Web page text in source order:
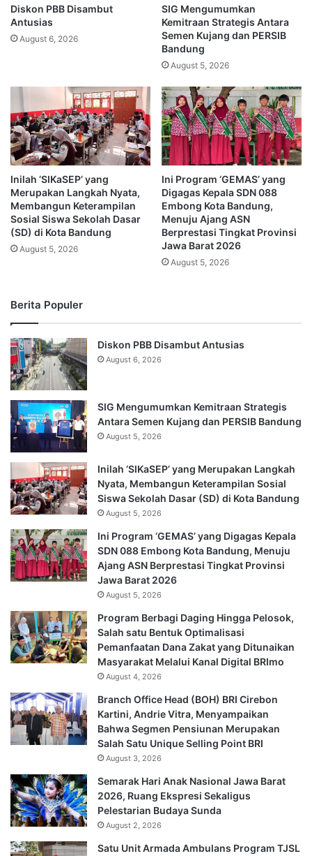
Diskon PBB Disambut
Antusias
August 6, 2026
SIG Mengumumkan
Kemitraan Strategis Antara
Semen Kujang dan PERSIB
Bandung
August 5, 2026
Inilah ‘SIKaSEP’ yang
Merupakan Langkah Nyata,
Membangun Keterampilan
Sosial Siswa Sekolah Dasar
(SD) di Kota Bandung
August 5, 2026
Ini Program ‘GEMAS’ yang
Digagas Kepala SDN 088
Embong Kota Bandung,
Menuju Ajang ASN
Berprestasi Tingkat Provinsi
Jawa Barat 2026
August 5, 2026
Berita Populer
Diskon PBB Disambut Antusias
August 6, 2026
SIG Mengumumkan Kemitraan Strategis
Antara Semen Kujang dan PERSIB Bandung
August 5, 2026
Inilah ‘SIKaSEP’ yang Merupakan Langkah
Nyata, Membangun Keterampilan Sosial
Siswa Sekolah Dasar (SD) di Kota Bandung
August 5, 2026
Ini Program ‘GEMAS’ yang Digagas Kepala
SDN 088 Embong Kota Bandung, Menuju
Ajang ASN Berprestasi Tingkat Provinsi
Jawa Barat 2026
August 5, 2026
Program Berbagi Daging Hingga Pelosok,
Salah satu Bentuk Optimalisasi
Pemanfaatan Dana Zakat yang Ditunaikan
Masyarakat Melalui Kanal Digital BRImo
August 4, 2026
Branch Office Head (BOH) BRI Cirebon
Kartini, Andrie Vitra, Menyampaikan
Bahwa Segmen Pensiunan Merupakan
Salah Satu Unique Selling Point BRI
August 3, 2026
Semarak Hari Anak Nasional Jawa Barat
2026, Ruang Ekspresi Sekaligus
Pelestarian Budaya Sunda
August 2, 2026
Satu Unit Armada Ambulans Program TJSL